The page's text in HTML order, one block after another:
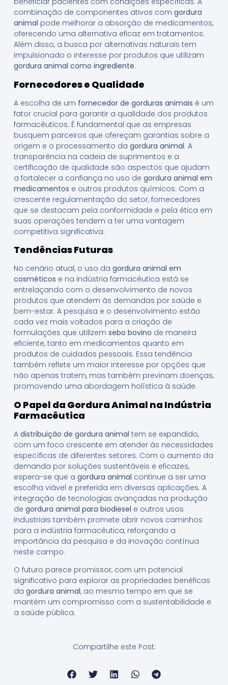
combinação de componentes ativos com gordura
animal pode melhorar a absorção de medicamentos,
oferecendo uma alternativa eficaz em tratamentos.
Além disso, a busca por alternativas naturais tem
impulsionado o interesse por produtos que utilizam
gordura animal como ingrediente.
Fornecedores e Qualidade
A escolha de um fornecedor de gorduras animais é um
fator crucial para garantir a qualidade dos produtos
farmacêuticos. É fundamental que as empresas
busquem parceiros que ofereçam garantias sobre a
origem e o processamento da gordura animal. A
transparência na cadeia de suprimentos e a
certificação de qualidade são aspectos que ajudam
a fortalecer a confiança no uso de gordura animal em
medicamentos e outros produtos químicos. Com a
crescente regulamentação do setor, fornecedores
que se destacam pela conformidade e pela ética em
suas operações tendem a ter uma vantagem
competitiva significativa.
Tendências Futuras
No cenário atual, o uso da gordura animal em
cosméticos e na indústria farmacêutica está se
entrelaçando com o desenvolvimento de novos
produtos que atendem às demandas por saúde e
bem-estar. A pesquisa e o desenvolvimento estão
cada vez mais voltados para a criação de
formulações que utilizem sebo bovino de maneira
eficiente, tanto em medicamentos quanto em
produtos de cuidados pessoais. Essa tendência
também reflete um maior interesse por opções que
não apenas tratem, mas também previnam doenças,
promovendo uma abordagem holística à saúde.
O Papel da Gordura Animal na Indústria
Farmacêutica
A distribuição de gordura animal tem se expandido,
com um foco crescente em atender às necessidades
específicas de diferentes setores. Com o aumento da
demanda por soluções sustentáveis e eficazes,
espera-se que a gordura animal continue a ser uma
escolha viável e preferida em diversas aplicações. A
integração de tecnologias avançadas na produção
de gordura animal para biodiesel e outros usos
industriais também promete abrir novos caminhos
para a indústria farmacêutica, reforçando a
importância da pesquisa e da inovação contínua
neste campo.
O futuro parece promissor, com um potencial
significativo para explorar as propriedades benéficas
da gordura animal, ao mesmo tempo em que se
mantém um compromisso com a sustentabilidade e
a saúde pública.
Compartilhe este Post: